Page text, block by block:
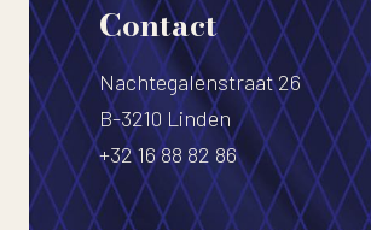
Contact
Nachtegalenstraat 26
B-3210 Linden
+32 16 88 82 86